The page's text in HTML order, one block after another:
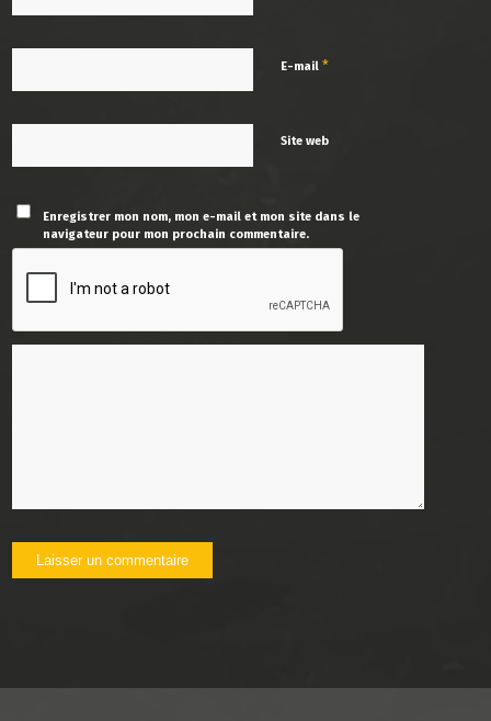
E-mail*
Site web
Enregistrer mon nom, mon e-mail et mon site dans le
navigateur pour mon prochain commentaire.